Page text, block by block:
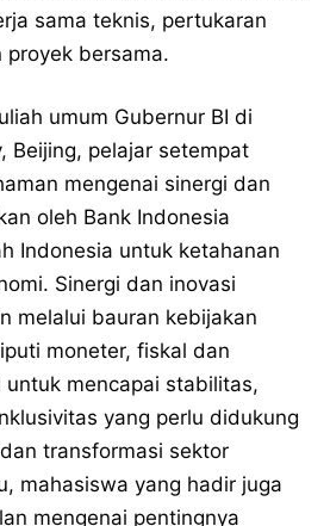
sama teknis, pertukaran
bersama.
umum Gubernur BI di
Beijing, pelajar setempat
mengenai sinergi dan
oleh Bank Indonesia
Indonesia untuk ketahanan
Sinergi dan inovasi
melalui bauran kebijakan
moneter, fiskal dan
mencapai stabilitas,
yang perlu didukung
transformasi sektor
mahasiswa yang hadir juga
mengenai pentingnya